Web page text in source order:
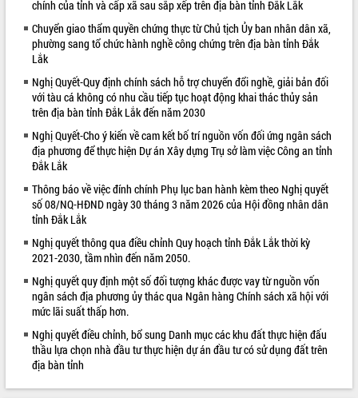
Triết thăm, tặng quà người có công với
cách mạng
Rà soát, hoàn thiện hệ thống thiết chế
văn hóa, thể thao đáp ứng yêu cầu
Thường trực HĐND tỉnh Đắk Lắk gặp
mặt Đoàn chuyên gia y tế TP. Hồ Chí
Lễ truy điệu và an táng hài cốt liệt sĩ
tại Nghĩa trang Liệt sĩ xã Sơn Hòa
xuất khẩu sầu riêng và triển khai quy
định EUDR
trường Nguyễn Hoàng Hiệp khảo sát
vùng trồng và doanh nghiệp đóng gói
sầu riêng tại Đắk Lắk
Trình diễn nghệ thuật chế biến các
món ăn từ sầu riêng
Đắk Lắk công bố Quy hoạch và xúc
tiến đầu tư tỉnh
Ngành cá ngừ Đắk Lắk chủ động thích
ứng để giữ vững thị trường xuất khẩu
ALBUM ẢNH
chính của tỉnh và cấp xã sau sắp xếp trên địa bàn tỉnh Đắk Lắk
Chuyển giao thẩm quyền chứng thực từ Chủ tịch Ủy ban nhân dân xã,
phường sang tổ chức hành nghề công chứng trên địa bàn tỉnh Đắk
Lắk
Nghị Quyết-Quy định chính sách hỗ trợ chuyển đổi nghề, giải bản đối
với tàu cá không có nhu cầu tiếp tục hoạt động khai thác thủy sản
trên địa bàn tỉnh Đắk Lắk đến năm 2030
Nghị Quyết-Cho ý kiến về cam kết bố trí nguồn vốn đối ứng ngân sách
địa phương để thực hiện Dự án Xây dựng Trụ sở làm việc Công an tỉnh
Đắk Lắk
Thông báo về việc đính chính Phụ lục ban hành kèm theo Nghị quyết
số 08/NQ-HĐND ngày 30 tháng 3 năm 2026 của Hội đồng nhân dân
tỉnh Đắk Lắk
Nghị quyết thông qua điều chỉnh Quy hoạch tỉnh Đắk Lắk thời kỳ
2021-2030, tầm nhìn đến năm 2050.
Nghị quyết quy định một số đối tượng khác được vay từ nguồn vốn
ngân sách địa phương ủy thác qua Ngân hàng Chính sách xã hội với
mức lãi suất thấp hơn.
Nghị quyết điều chỉnh, bổ sung Danh mục các khu đất thực hiện đấu
thầu lựa chọn nhà đầu tư thực hiện dự án đầu tư có sử dụng đất trên
địa bàn tỉnh